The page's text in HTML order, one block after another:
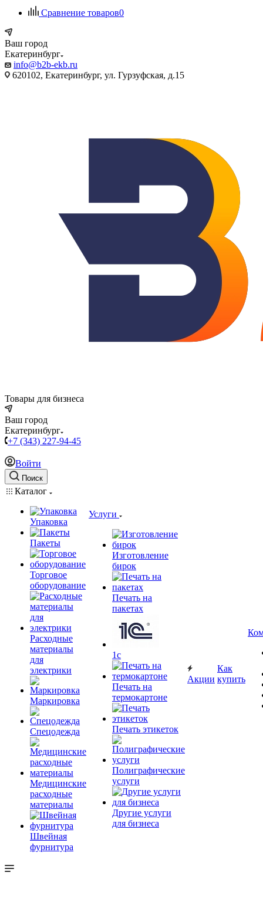
Сравнение товаров0
Ваш город
Екатеринбург
info@b2b-ekb.ru
620102, Екатеринбург, ул. Гурзуфская, д.15
Товары для бизнеса
Ваш город
Екатеринбург
+7 (343) 227-94-45
Войти
Поиск
Каталог
Упаковка
Пакеты
Торговое
оборудование
Расходные
материалы
для
электрики
Маркировка
Спецодежда
Медицинские
расходные
материалы
Швейная
фурнитура
Услуги
Изготовление
бирок
Печать на
пакетах
1c
Печать на
термокартоне
Печать этикеток
Полиграфические
услуги
Другие услуги
для бизнеса
Акции
Как
купить